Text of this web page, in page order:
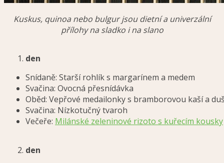
Kuskus, quinoa nebo bulgur jsou dietní a univerzální
přílohy na sladko i na slano
den
Snídaně: Starší rohlík s margarínem a medem
Svačina: Ovocná přesnídávka
Oběd: Vepřové medailonky s bramborovou kaší a
Svačina: Nízkotučný tvaroh
Večeře: Milánské zeleninové rizoto s kuřecím kousky
den